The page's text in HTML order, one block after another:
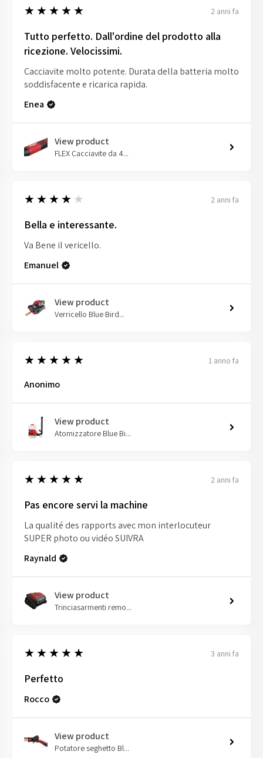
5
★★★★★ 2 anni fa
Tutto perfetto. Dall'ordine del prodotto alla
ricezione. Velocissimi.
Cacciavite molto potente. Durata della batteria molto
soddisfacente e ricarica rapida.
Enea
View product
FLEX Cacciavite da 4...
4
★★★★★ 2 anni fa
Bella e interessante.
Va Bene il vericello.
Emanuel
View product
Verricello Blue Bird...
5
★★★★★ 1 anno fa
Anonimo
View product
Atomizzatore Blue Bi...
5
★★★★★ 2 anni fa
Pas encore servi la machine
La qualité des rapports avec mon interlocuteur
SUPER photo ou vidéo SUIVRA
Raynald
View product
Trinciasarmenti remo...
5
★★★★★ 3 anni fa
Perfetto
Rocco
View product
Potatore seghetto Bl...